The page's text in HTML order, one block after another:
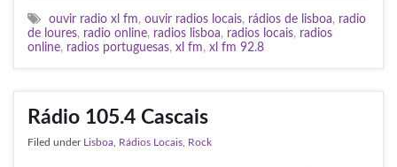
ouvir radio xl fm, ouvir radios locais, rádios de lisboa, radio
de loures, radio online, radios lisboa, radios locais, radios
online, radios portuguesas, xl fm, xl fm 92.8
Rádio 105.4 Cascais
Filed under Lisboa Rádios Locais Rock